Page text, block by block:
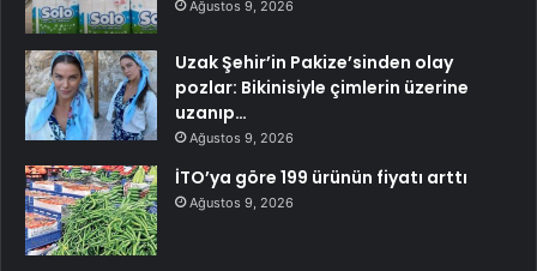
Ağustos 9, 2026
Uzak Şehir’in Pakize’sinden olay
pozlar: Bikinisiyle çimlerin üzerine
uzanıp…
Ağustos 9, 2026
İTO’ya göre 199 ürünün fiyatı arttı
Ağustos 9, 2026